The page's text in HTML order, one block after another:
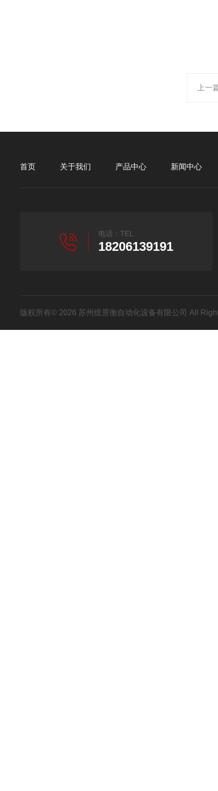
上一
首页 关于我们 产品中心 新闻中心
电话：TEL
18206139191
版权所有© 2026 苏州煜景衡自动化设备有限公司 All